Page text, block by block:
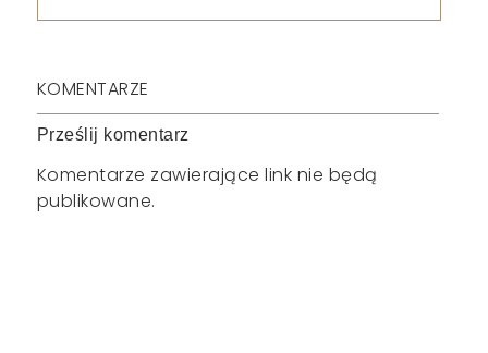
KOMENTARZE
Prześlij komentarz
Komentarze zawierające link nie będą
publikowane.